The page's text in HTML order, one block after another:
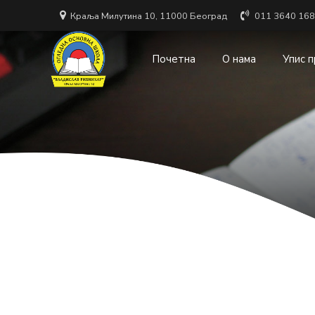
Краља Милутина 10, 11000 Београд 011 3640 168
Почетна О нама Упис